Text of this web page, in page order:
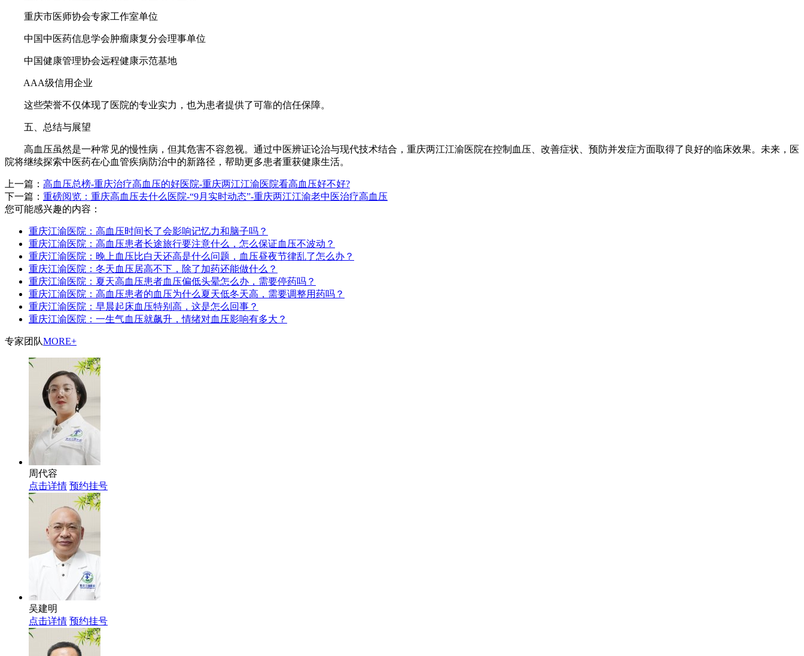
重庆市医师协会专家工作室单位
中国中医药信息学会肿瘤康复分会理事单位
中国健康管理协会远程健康示范基地
AAA级信用企业
这些荣誉不仅体现了医院的专业实力，也为患者提供了可靠的信任保障。
五、总结与展望
高血压虽然是一种常见的慢性病，但其危害不容忽视。通过中医辨证论治与现代技术结合，重庆两江江渝医院在控制血压、改善症状、预防并发症方面取得了良好的临床效果。未来，医
院将继续探索中医药在心血管疾病防治中的新路径，帮助更多患者重获健康生活。
上一篇： 高血压总榜-重庆治疗高血压的好医院-重庆两江江渝医院看高血压好不好?
下一篇： 重磅阅览：重庆高血压去什么医院-“9月实时动态”-重庆两江江渝老中医治疗高血压
您可能感兴趣的内容：
重庆江渝医院：高血压时间长了会影响记忆力和脑子吗？
重庆江渝医院：高血压患者长途旅行要注意什么，怎么保证血压不波动？
重庆江渝医院：晚上血压比白天还高是什么问题，血压昼夜节律乱了怎么办？
重庆江渝医院：冬天血压居高不下，除了加药还能做什么？
重庆江渝医院：夏天高血压患者血压偏低头晕怎么办，需要停药吗？
重庆江渝医院：高血压患者的血压为什么夏天低冬天高，需要调整用药吗？
重庆江渝医院：早晨起床血压特别高，这是怎么回事？
重庆江渝医院：一生气血压就飙升，情绪对血压影响有多大？
专家团队MORE+
周代容
点击详情 预约挂号
吴建明
点击详情 预约挂号